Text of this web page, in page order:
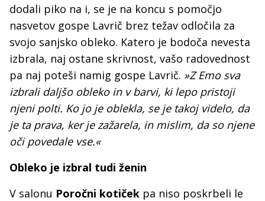
dodali piko na i, se je na koncu s pomočjo
nasvetov gospe Lavrič brez težav odločila za
svojo sanjsko obleko. Katero je bodoča nevesta
izbrala, naj ostane skrivnost, vašo radovednost
pa naj poteši namig gospe Lavrič. »Z Emo sva
izbrali daljšo obleko in v barvi, ki lepo pristoji
njeni polti. Ko jo je oblekla, se je takoj videlo, da
je ta prava, ker je zažarela, in mislim, da so njene
oči povedale vse.«
Obleko je izbral tudi ženin
V salonu Poročni kotiček pa niso poskrbeli le